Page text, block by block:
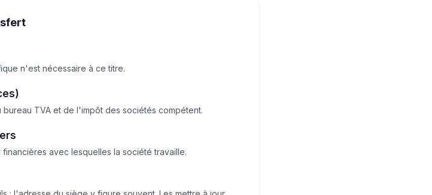
n'est nécessaire à ce titre.
TVA et de l'impôt des sociétés compétent.
avec lesquelles la société travaille.